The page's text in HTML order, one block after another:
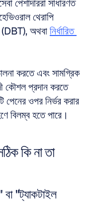
দীর্ঘস্থায়ী বা গুরুতর দুশ্চিন্তার জন্য, স্বাস্থ্যসেবা পেশাদাররা সাধারণত
থেরাপি
(DBT), অথবা নির্ধারিত
পরিচালনা করতে এবং সামগ্রিক
কৌশল প্রদান করতে
পেনের ওপর নির্ভর করার
বিলম্ব হতে পারে।
কি না তা
"ট্যাকটাইল